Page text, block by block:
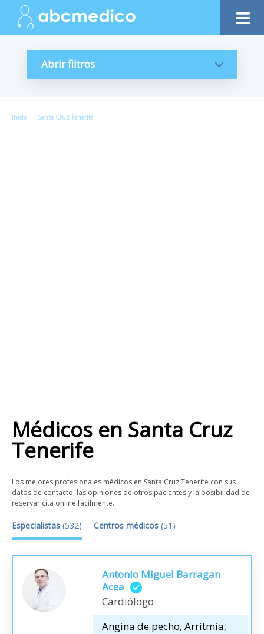
Abrir filtros
Inicio | Santa Cruz Tenerife
Médicos en Santa Cruz
Tenerife
Los mejores profesionales médicos en Santa Cruz Tenerife con sus
datos de contacto, las opiniones de otros pacientes y la posibilidad de
reservar cita online fácilmente.
Especialistas (532) Centros médicos (51 )
Antonio Miguel Barragan
Acea
Cardiólogo
Angina de pecho, Arritmia,